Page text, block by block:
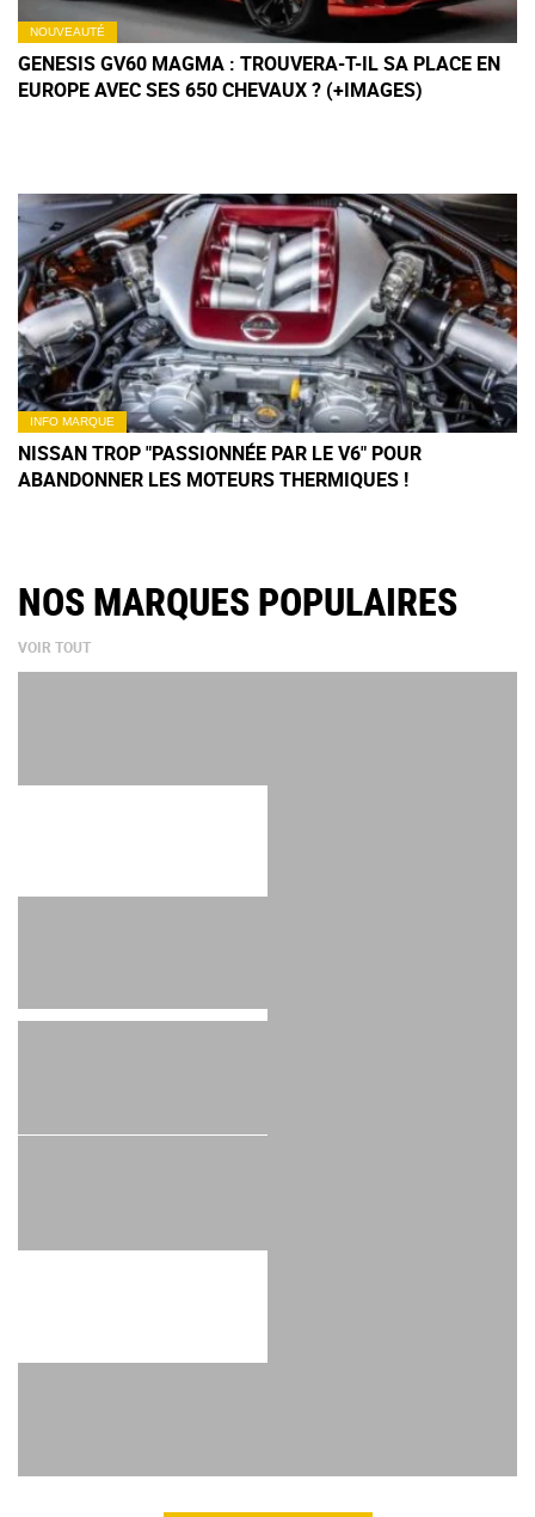
NOUVEAUTÉ
GENESIS GV60 MAGMA : TROUVERA-T-IL SA PLACE EN
EUROPE AVEC SES 650 CHEVAUX ? (+IMAGES)
INFO MARQUE
NISSAN TROP "PASSIONNÉE PAR LE V6" POUR
ABANDONNER LES MOTEURS THERMIQUES !
NOS MARQUES POPULAIRES
VOIR TOUT